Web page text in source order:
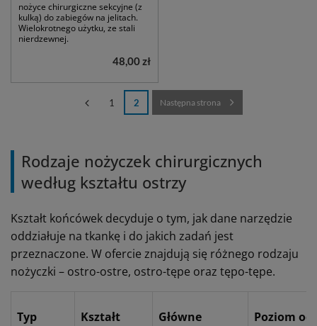
nożyce chirurgiczne sekcyjne (z
kulką) do zabiegów na jelitach.
Wielokrotnego użytku, ze stali
nierdzewnej.
48,00 zł
1 2 Następna strona
Rodzaje nożyczek chirurgicznych
według kształtu ostrzy
Kształt końcówek decyduje o tym, jak dane narzędzie
oddziałuje na tkankę i do jakich zadań jest
przeznaczone. W ofercie znajdują się różnego rodzaju
nożyczki – ostro-ostre, ostro-tępe oraz tępo-tępe.
Typ
Kształt
Główne
Poziom